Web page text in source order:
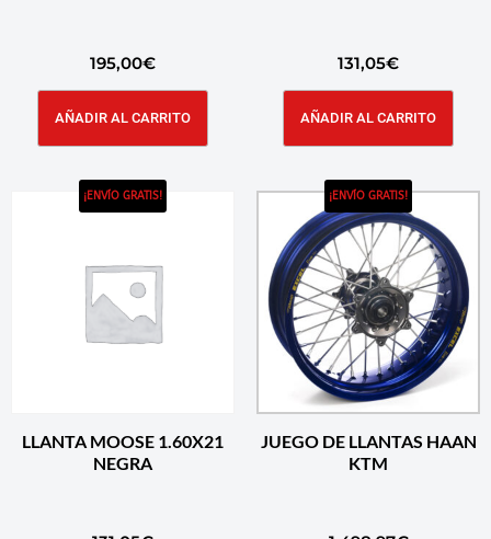
195,00€
AÑADIR AL CARRITO
131,05€
AÑADIR AL CARRITO
¡ENVÍO GRATIS!
LLANTA MOOSE 1.60X21
NEGRA
¡ENVÍO GRATIS!
JUEGO DE LLANTAS HAAN
KTM